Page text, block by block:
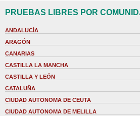
PRUEBAS LIBRES POR
ANDALUCÍA
ARAGÓN
CANARIAS
CASTILLA LA MANCHA
CASTILLA Y LEÓN
CATALUÑA
CIUDAD AUTONOMA DE CEUTA
CIUDAD AUTONOMA DE MELILLA